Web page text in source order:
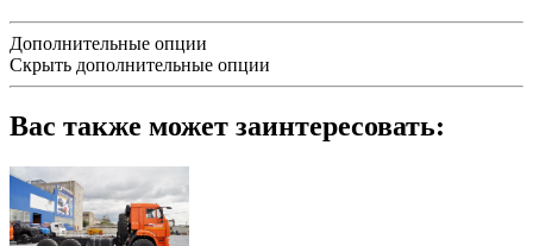
Дополнительные опции
Скрыть дополнительные опции
Вас также может заинтересовать: